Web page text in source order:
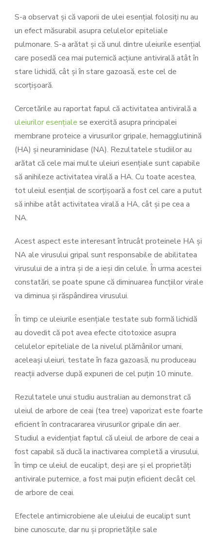
S-a observat și că vaporii de ulei esențial folosiți nu au
un efect măsurabil asupra celulelor epiteliale
pulmonare. S-a arătat și că unul dintre uleiurile esențial
care posedă cea mai puternică acțiune antivirală atât în
stare lichidă, cât și în stare gazoasă, este cel de
scorțișoară.
Cercetările au raportat fapul că activitatea antivirală a
uleiurilor esențiale se exercită asupra principalei
membrane proteice a virusurilor gripale, hemagglutinină
(HA) și neuraminidase (NA). Rezultatele studiilor au
arătat că cele mai multe uleiuri esențiale sunt capabile
să anihileze activitatea virală a HA. Cu toate acestea,
tot uleiul esențial de scorțișoară a fost cel care a putut
să inhibe atât activitatea virală a HA, cât și pe cea a
NA.
Acest aspect este interesant întrucât proteinele HA și
NA ale virusului gripal sunt responsabile de abilitatea
virusului de a intra și de a ieși din celule. În urma acestei
constatări, se poate spune că diminuarea funcțiilor virale
va diminua și răspândirea virusului.
În timp ce uleiurile esențiale testate sub formă lichidă
au dovedit că pot avea efecte citotoxice asupra
celulelor epiteliale de la nivelul plămânilor umani,
aceleași uleiuri, testate în faza gazoasă, nu produceau
reacții adverse după expuneri de cel puțin 10 minute.
Rezultatele unui studiu australian au demonstrat că
uleiul de arbore de ceai (tea tree) vaporizat este foarte
eficient în contracararea virusurilor gripale din aer.
Studiul a evidențiat faptul că uleiul de arbore de ceai a
fost capabil să ducă la inactivarea completă a virusului,
în timp ce uleiul de eucalipt, deși are și el proprietăți
antivirale puternice, a fost mai puțin eficient decât cel
de arbore de ceai.
Efectele antimicrobiene ale uleiului de eucalipt sunt
bine cunoscute, dar nu și proprietățile sale